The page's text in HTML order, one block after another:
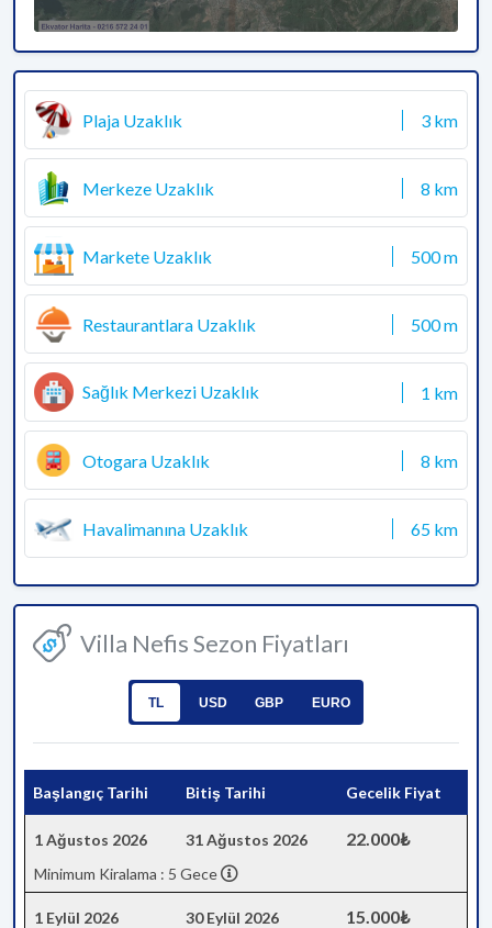
Plaja Uzaklık 3 km
Merkeze Uzaklık 8 km
Markete Uzaklık 500 m
Restaurantlara Uzaklık 500 m
Sağlık Merkezi Uzaklık 1 km
Otogara Uzaklık 8 km
Havalimanına Uzaklık 65 km
Villa Nefis Sezon Fiyatları
TL USD GBP EURO
Başlangıç Tarihi Bitiş Tarihi Gecelik Fiyat
1 Ağustos 2026 31 Ağustos 2026 22.000₺
Minimum Kiralama : 5 Gece
1 Eylül 2026 30 Eylül 2026 15.000₺